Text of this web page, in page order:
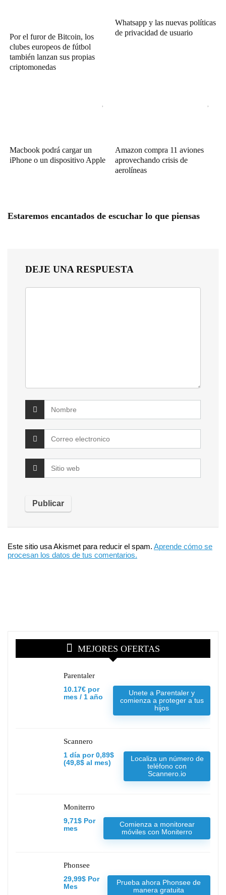
Por el furor de Bitcoin, los
clubes europeos de fútbol
también lanzan sus propias
criptomonedas
Whatsapp y las nuevas políticas
de privacidad de usuario
Macbook podrá cargar un
iPhone o un dispositivo Apple
Amazon compra 11 aviones
aprovechando crisis de
aerolíneas
Estaremos encantados de escuchar lo que piensas
DEJE UNA RESPUESTA
Este sitio usa Akismet para reducir el spam. Aprende cómo se
procesan los datos de tus comentarios.
MEJORES OFERTAS
Parentaler
10.17€ por
mes / 1 año
Unete a Parentaler y
comienza a proteger a tus
hijos
Scannero
1 día por 0,89$
(49,8$ al mes)
Localiza un número de
teléfono con
Scannero.io
Moniterro
9,71$ Por
mes
Comienza a monitorear
móviles con Moniterro
Phonsee
29,99$ Por
Mes
Prueba ahora Phonsee de
manera gratuita